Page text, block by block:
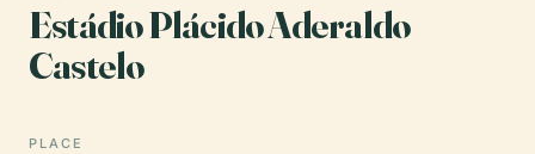
Estádio Plácido Aderaldo
Castelo
PLACE